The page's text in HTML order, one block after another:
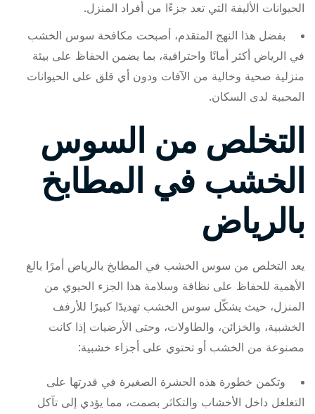
الحيوانات الأليفة التي تعد جزءًا من أفراد المنزل.
بفضل هذا النهج المتقدم، أصبحت مكافحة سوس الخشب
في الرياض أكثر أمانًا واحترافية، بما يضمن الحفاظ على بيئة
منزلية صحية وخالية من الآفات ودون أي قلق على الحيوانات
المحببة لدى السكان.
التخلص من السوس
الخشب في المطابخ
بالرياض
يعد التخلص من سوس الخشب في المطابخ بالرياض أمرًا بالغ
الأهمية للحفاظ على نظافة وسلامة هذا الجزء الحيوي من
المنزل، حيث يشكّل سوس الخشب تهديدًا كبيرًا للأرفف
الخشبية، والخزائن، والطاولات، وحتى الأرضيات إذا كانت
مصنوعة من الخشب أو تحتوي على أجزاء خشبية:
وتكمن خطورة هذه الحشرة الصغيرة في قدرتها على
التغلغل داخل الأخشاب والتكاثر بصمت، مما يؤدي إلى تآكل